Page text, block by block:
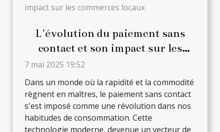
L'évolution du paiement sans
contact et son impact sur les
commerces locaux
7 mai 2025 19:52
Dans un monde où la rapidité et la commodité
règnent en maîtres, le paiement sans contact
s'est imposé comme une révolution dans nos
habitudes de consommation. Cette
technologie moderne, devenue un vecteur de